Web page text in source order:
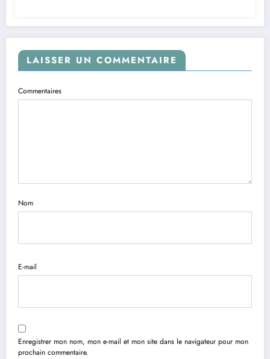
LAISSER UN COMMENTAIRE
Commentaires
Nom
E-mail
Enregistrer mon nom, mon e-mail et mon site dans le navigateur pour mon
prochain commentaire.